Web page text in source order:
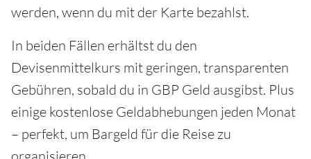
werden, wenn du mit der Karte bezahlst.
In beiden Fällen erhältst du den
Devisenmittelkurs mit geringen, transparenten
Gebühren, sobald du in GBP Geld ausgibst. Plus
einige kostenlose Geldabhebungen jeden Monat
– perfekt, um Bargeld für die Reise zu